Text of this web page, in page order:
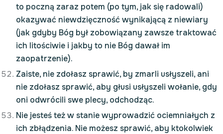
to poczną zaraz potem (po tym, jak się radowali)
okazywać niewdzięczność wynikającą z niewiary
(jak gdyby Bóg był zobowiązany zawsze traktować
ich litościwie i jakby to nie Bóg dawał im
zaopatrzenie).
Zaiste, nie zdołasz sprawić, by zmarli usłyszeli, ani
nie zdołasz sprawić, aby głusi usłyszeli wołanie, gdy
oni odwrócili swe plecy, odchodząc.
Nie jesteś też w stanie wyprowadzić ociemniałych z
ich zbłądzenia. Nie możesz sprawić, aby ktokolwiek